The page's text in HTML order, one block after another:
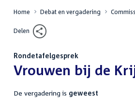
Home Debat en vergadering
Delen
Rondetafelgesprek
:Vrouwen bij de
De vergadering is geweest